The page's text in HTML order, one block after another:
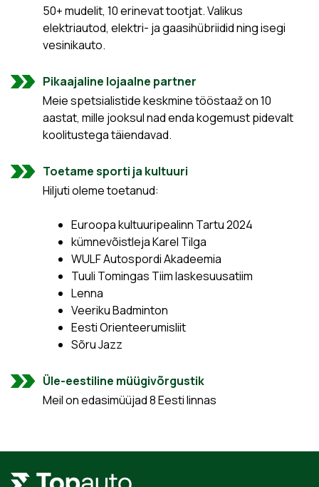
50+ mudelit, 10 erinevat tootjat. Valikus
elektriautod, elektri- ja gaasihübriidid ning isegi
vesinikauto.
Pikaajaline lojaalne partner
Meie spetsialistide keskmine tööstaaž on 10
aastat, mille jooksul nad enda kogemust pidevalt
koolitustega täiendavad.
Toetame sporti ja kultuuri
Hiljuti oleme toetanud:
Euroopa kultuuripealinn Tartu 2024
kümnevõistleja Karel Tilga
WULF Autospordi Akadeemia
Tuuli Tomingas Tiim laskesuusatiim
Lenna
Veeriku Badminton
Eesti Orienteerumisliit
Sõru Jazz
Üle-eestiline müügivõrgustik
Meil on edasimüüjad 8 Eesti linnas